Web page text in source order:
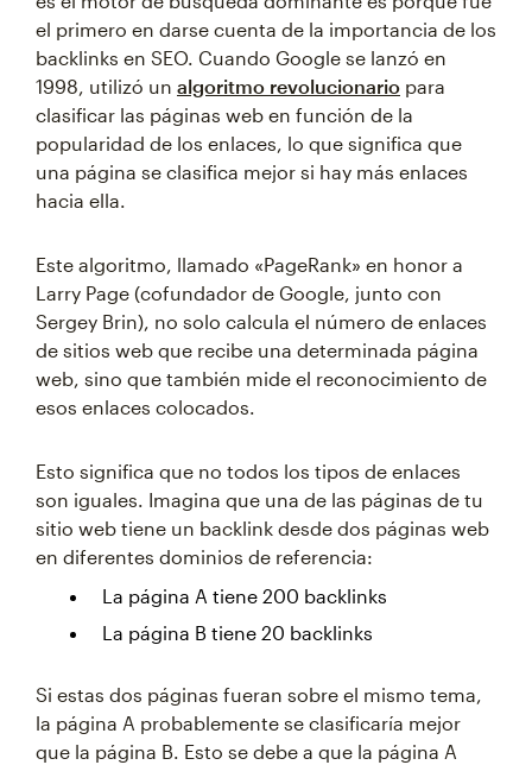
el primero en darse cuenta de la importancia de los
backlinks en SEO. Cuando Google se lanzó en
1998, utilizó un algoritmo revolucionario para
clasificar las páginas web en función de la
popularidad de los enlaces, lo que significa que
una página se clasifica mejor si hay más enlaces
hacia ella.
Este algoritmo, llamado «PageRank» en honor a
Larry Page (cofundador de Google, junto con
Sergey Brin), no solo calcula el número de enlaces
de sitios web que recibe una determinada página
web, sino que también mide el reconocimiento de
esos enlaces colocados.
Esto significa que no todos los tipos de enlaces
son iguales. Imagina que una de las páginas de tu
sitio web tiene un backlink desde dos páginas web
en diferentes dominios de referencia:
La página A tiene 200 backlinks
La página B tiene 20 backlinks
Si estas dos páginas fueran sobre el mismo tema,
la página A probablemente se clasificaría mejor
que la página B. Esto se debe a que la página A